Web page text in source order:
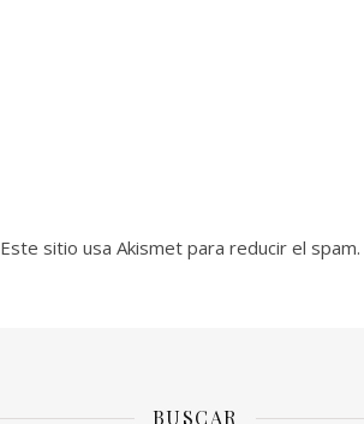
Este sitio usa Akismet para reducir el spam.
BUSCAR